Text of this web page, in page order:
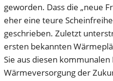
geworden. Dass die „neue
eher eine teure
geschrieben. Zuletzt
ersten bekannten
Sie aus diesen
Wärmeversorgung der